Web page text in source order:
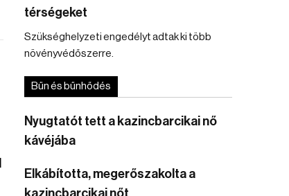
térségeket
Szükséghelyzeti engedélyt adtak ki több
növényvédőszerre.
Bűn és bűnhődés
Nyugtatót tett a kazincbarcikai nő
kávéjába
Elkábította, megerőszakolta a
kazincbarcikai nőt